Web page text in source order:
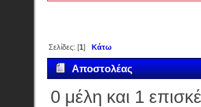
Σελίδες: [1]Κάτω
Αποστολέας
0 μέλη και 1